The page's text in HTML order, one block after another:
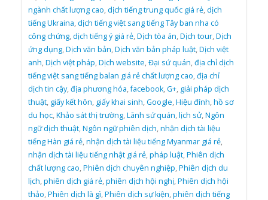
ngành chất lượng cao,dịch tiếng trung quốc giá rẻ,dịch
tiếng Ukraina,dịch tiếng việt sang tiếng Tây ban nha có
công chứng,dịch tiếng ý giá rẻ,Dịch tòa án,Dịch tour,Dịch
ứng dụng,Dịch văn bản,Dịch văn bản pháp luật,Dịch việt
anh,Dịch việt pháp,Dịch website,Đại sứ quán,địa chỉ dịch
tiếng việt sang tiếng balan giá rẻ chất lượng cao,địa chỉ
dịch tin cậy,địa phương hóa,facebook,G+, giải pháp dịch
thuật, giấy kết hôn, giấy khai sinh,Google,Hiệu đính,hồ sơ
du học,Khảo sát thị trường,Lãnh sứ quán,lịch sử,Ngôn
ngữ dịch thuật,Ngôn ngữ phiên dịch,nhận dịch tài liệu
tiếng Hàn giá rẻ,nhận dịch tài liệu tiếng Myanmar giá rẻ,
nhận dịch tài liệu tiếng nhật giá rẻ,pháp luật,Phiên dịch
chất lượng cao,Phiên dịch chuyên nghiệp,Phiên dịch du
lịch,phiên dịch giá rẻ,phiên dịch hội nghị,Phiên dịch hội
thảo,Phiên dịch là gì,Phiên dịch sự kiện,phiên dịch tiếng